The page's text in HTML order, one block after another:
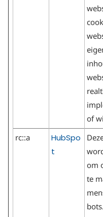
of
rc::a
HubSpo
t
om
te